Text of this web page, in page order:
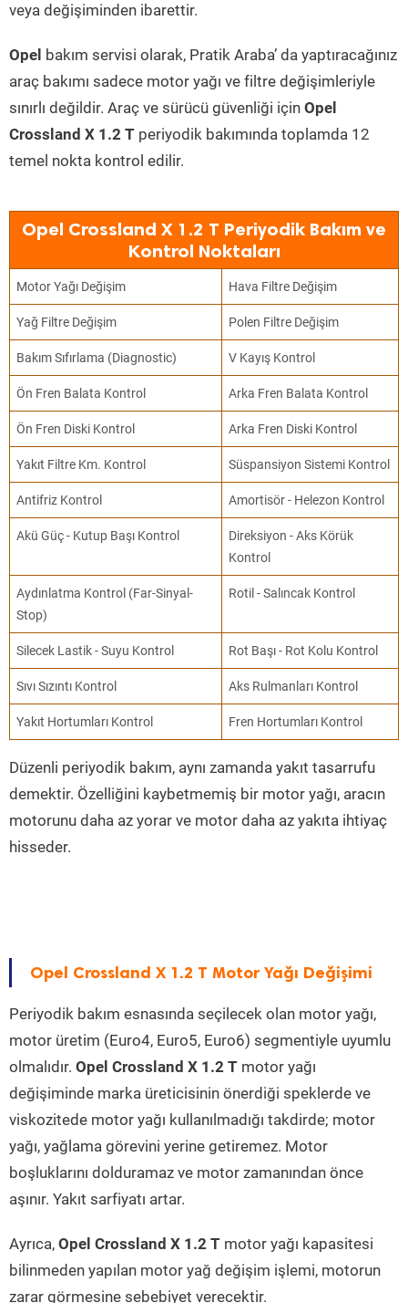
veya değişiminden ibarettir.
Opel bakım servisi olarak, Pratik Araba’ da yaptıracağınız
araç bakımı sadece motor yağı ve filtre değişimleriyle
sınırlı değildir. Araç ve sürücü güvenliği için Opel
Crossland X 1.2 T periyodik bakımında toplamda 12
temel nokta kontrol edilir.
Opel Crossland X 1.2 T Periyodik Bakım ve
Kontrol Noktaları
Motor Yağı Değişim Hava Filtre Değişim
Yağ Filtre Değişim Polen Filtre Değişim
Bakım Sıfırlama (Diagnostic) V Kayış Kontrol
Ön Fren Balata Kontrol Arka Fren Balata Kontrol
Ön Fren Diski Kontrol Arka Fren Diski Kontrol
Yakıt Filtre Km. Kontrol Süspansiyon Sistemi Kontrol
Antifriz Kontrol Amortisör - Helezon Kontrol
Akü Güç - Kutup Başı Kontrol
Direksiyon - Aks Körük
Kontrol
Aydınlatma Kontrol (Far-Sinyal-
Stop)
Rotil - Salıncak Kontrol
Silecek Lastik - Suyu Kontrol Rot Başı - Rot Kolu Kontrol
Sıvı Sızıntı Kontrol Aks Rulmanları Kontrol
Yakıt Hortumları Kontrol Fren Hortumları Kontrol
Düzenli periyodik bakım, aynı zamanda yakıt tasarrufu
demektir. Özelliğini kaybetmemiş bir motor yağı, aracın
motorunu daha az yorar ve motor daha az yakıta ihtiyaç
hisseder.
Opel Crossland X 1.2 T Motor Yağı Değişimi
Periyodik bakım esnasında seçilecek olan motor yağı,
motor üretim (Euro4, Euro5, Euro6) segmentiyle uyumlu
olmalıdır. Opel Crossland X 1.2 T motor yağı
değişiminde marka üreticisinin önerdiği speklerde ve
viskozitede motor yağı kullanılmadığı takdirde; motor
yağı, yağlama görevini yerine getiremez. Motor
boşluklarını dolduramaz ve motor zamanından önce
aşınır. Yakıt sarfiyatı artar.
Ayrıca, Opel Crossland X 1.2 T motor yağı kapasitesi
bilinmeden yapılan motor yağ değişim işlemi, motorun
zarar görmesine sebebiyet verecektir.